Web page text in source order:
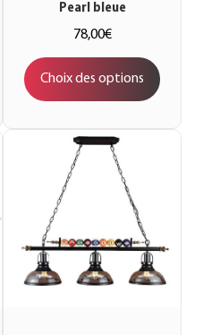
Pearl bleue
78,00€
Choix des options